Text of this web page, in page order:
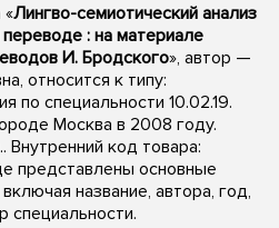
«Лингво-семиотический анализ
: на материале
И. Бродского», автор —
относится к типу:
по специальности 10.02.19.
Москва в 2008 году.
Внутренний код товара:
представлены основные
название, автора, год,
специальности.